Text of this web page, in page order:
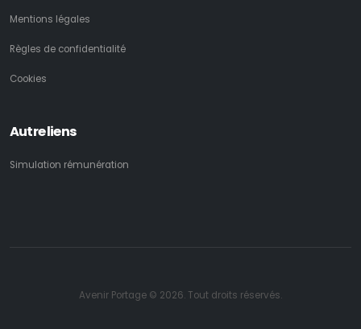
Mentions légales
Règles de confidentialité
Cookies
Autre liens
Simulation rémunération
Avenir Portage © 2026. Tout droits réservés.